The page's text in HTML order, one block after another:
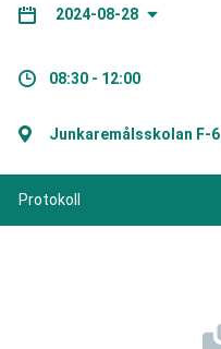
2024-08-28
08:30 - 12:00
Junkaremålsskolan F-6
Protokoll